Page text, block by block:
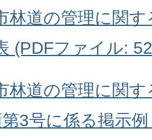
林道の管理に関
(PDFファイル:
林道の管理に関
3号に係る掲示